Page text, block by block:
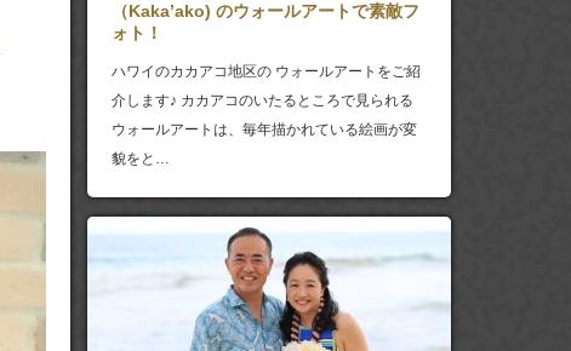
（Kaka’ako) のウォールアートで素敵フ
ォト！
ハワイのカカアコ地区の ウォールアートをご紹
介します♪ カカアコのいたるところで見られる
ウォールアートは、毎年描かれている絵画が変
貌をと…